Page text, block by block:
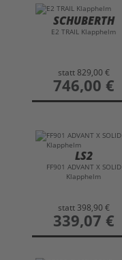
SCHUBERTH
E2 TRAIL Klapphelm
statt 829,00 €
preis
746,00 €
LS2
FF901 ADVANT X SOLID
Klapphelm
statt 398,90 €
preis
339,07 €